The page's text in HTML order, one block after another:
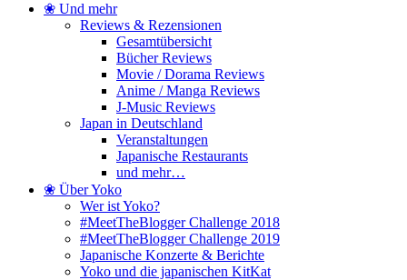
❀ Und mehr
Reviews & Rezensionen
Gesamtübersicht
Bücher Reviews
Movie / Dorama Reviews
Anime / Manga Reviews
J-Music Reviews
Japan in Deutschland
Veranstaltungen
Japanische Restaurants
und mehr…
❀ Über Yoko
Wer ist Yoko?
#MeetTheBlogger Challenge 2018
#MeetTheBlogger Challenge 2019
Japanische Konzerte & Berichte
Yoko und die japanischen KitKat